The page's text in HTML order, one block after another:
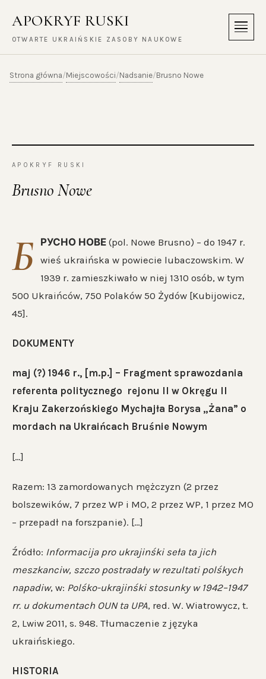
APOKRYF RUSKI
OTWARTE UKRAIŃSKIE ZASOBY NAUKOWE
Menu
Strona główna/Miejscowości/Nadsanie/Brusno Nowe
APOKRYF RUSKI
Brusno Nowe
Б РУСНО НОВЕ(pol. Nowe Brusno) – do 1947 r.
wieś ukraińska w powiecie lubaczowskim. W
1939 r. zamieszkiwało w niej 1310 osób, w tym
500 Ukraińców, 750 Polaków 50 Żydów [Kubijowicz,
45].
DOKUMENTY
maj (?) 1946 r., [m.p.] – Fragment sprawozdania
referenta politycznego rejonu II w Okręgu II
Kraju Zakerzońskiego Mychajła Borysa „Żana” o
mordach na Ukraińcach Bruśnie Nowym
[…]
Razem: 13 zamordowanych mężczyzn (2 przez
bolszewików, 7 przez WP i MO, 2 przez WP, 1 przez MO
– przepadł na forszpanie). […]
Źródło: Informacija pro ukrajinśki seła ta jich
meszkanciw, szczo postradały w rezultati polśkych
napadiw, w: Polśko-ukrajinśki stosunky w 1942–1947
rr. u dokumentach OUN ta UPA, red. W. Wiatrowycz, t.
2, Lwiw 2011, s. 948. Tłumaczenie z języka
ukraińskiego.
HISTORIA